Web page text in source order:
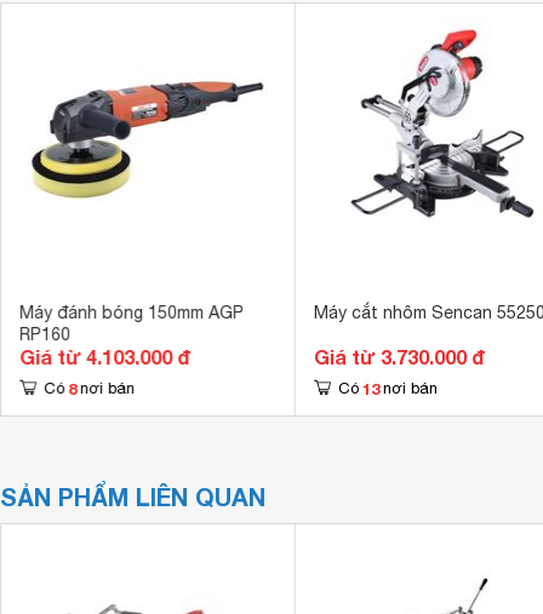
Máy đánh bóng 150mm AGP
RP160
Giá từ 4.103.000 đ
Có 8 nơi bán
Máy cắt nhôm Sencan
Giá từ 3.730.000 đ
Có 13 nơi bán
SẢN PHẨM LIÊN QUAN